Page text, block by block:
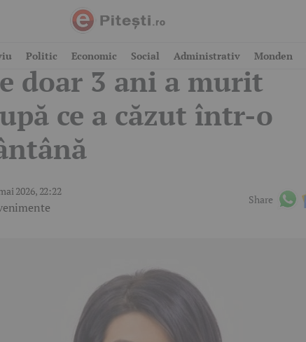
Politic Economic Social Administrativ Monden
Un copil
doar 3 ani a murit
ce a căzut într-o
2026, 22:22
Share